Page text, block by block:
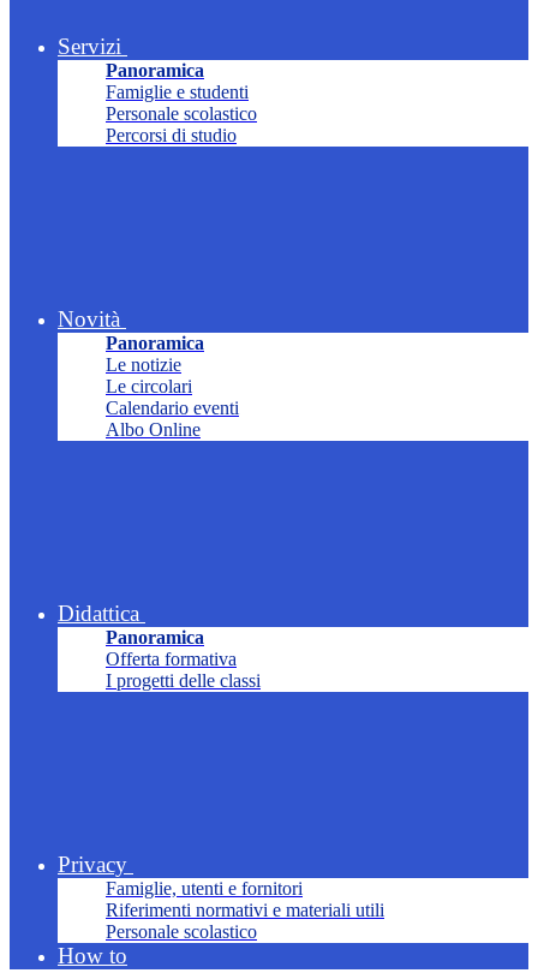
Servizi
Panoramica
Famiglie e studenti
Personale scolastico
Percorsi di studio
Novità
Panoramica
Le notizie
Le circolari
Calendario eventi
Albo Online
Didattica
Panoramica
Offerta formativa
I progetti delle classi
Privacy
Famiglie, utenti e fornitori
Riferimenti normativi e materiali utili
Personale scolastico
How to